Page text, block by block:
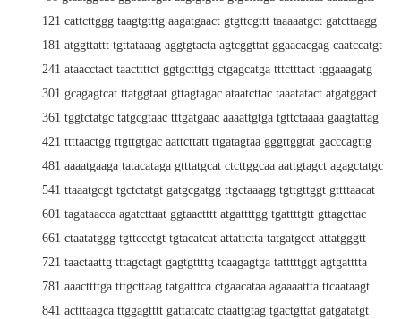
121 cattcttggg taagtgtttg aagatgaact gtgttcgttt taaaaatgct gatcttaagg
181 atggttattt tgttataaag aggtgtacta agtcggttat ggaacacgag caatccatgt
241 ataacctact taacttttct ggtgctttgg ctgagcatga tttctttact tggaaagatg
301 gcagagtcat ttatggtaat gttagtagac ataatcttac taaatatact atgatggact
361 tggtctatgc tatgcgtaac tttgatgaac aaaattgtga tgttctaaaa gaagtattag
421 ttttaactgg ttgttgtgac aattcttatt ttgatagtaa gggttggtat gacccagttg
481 aaaatgaaga tatacataga gtttatgcat ctcttggcaa aattgtagct agagctatgc
541 ttaaatgcgt tgctctatgt gatgcgatgg ttgctaaagg tgttgttggt gttttaacat
601 tagataacca agatcttaat ggtaactttt atgattttgg tgattttgtt gttagcttac
661 ctaatatggg tgttccctgt tgtacatcat attattctta tatgatgcct attatgggtt
721 taactaattg tttagctagt gagtgttttg tcaagagtga tatttttggt agtgatttta
781 aaacttttga tttgcttaag tatgatttca ctgaacataa agaaaattta ttcaataagt
841 actttaagca ttggagtttt gattatcatc ctaattgtag tgactgttat gatgatatgt